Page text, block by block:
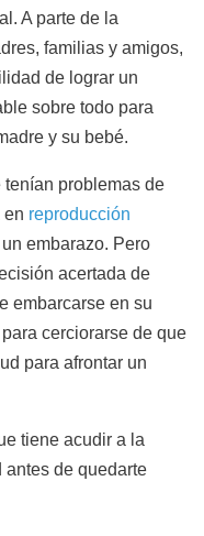
A parte de la
familias y amigos,
de lograr un
sobre todo para
y su bebé.
problemas de
en reproducción
embarazo. Pero
acertada de
embarcarse en su
cerciorarse de que
para afrontar un
tiene acudir a la
antes de quedarte